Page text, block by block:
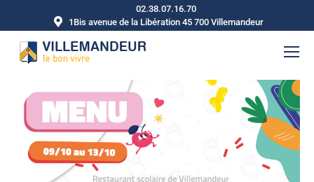
02.38.07.16.70
1Bis avenue de la Libération 45 700 Villemandeur